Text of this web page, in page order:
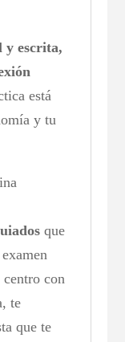
y escrita,
está
y tu
que
centro con
te
que te